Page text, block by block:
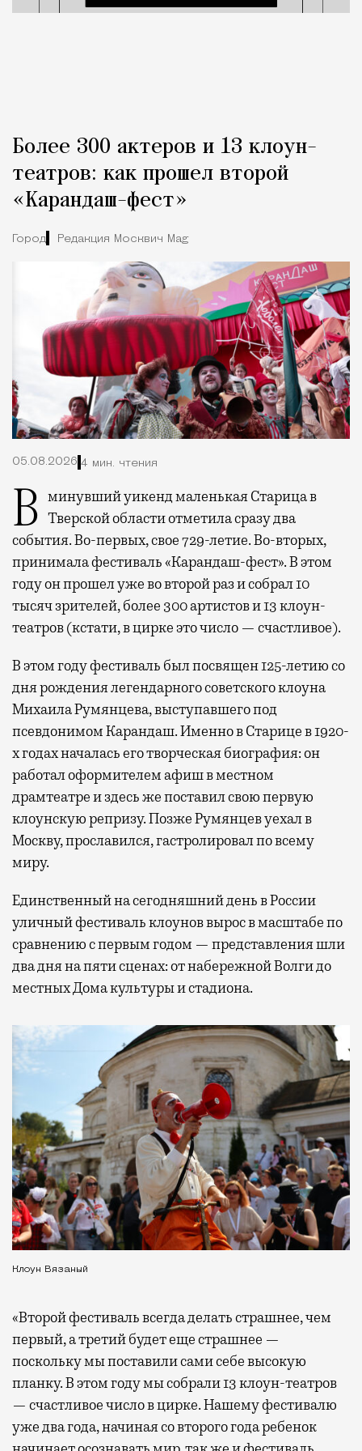
Более 300 актеров и 13 клоун-
театров: как прошел второй
«Карандаш-фест»
Город Редакция Москвич Mag
05.08.2026 4 мин. чтения
В минувший уикенд маленькая Старица в Тверской области отметила сразу два
события. Во-первых, свое 729-летие. Во-вторых,
принимала фестиваль «Карандаш-фест». В этом
году он прошел уже во второй раз и собрал 10
тысяч зрителей, более 300 артистов и 13 клоун-
театров (кстати, в цирке это число — счастливое).
В этом году фестиваль был посвящен 125-летию со
дня рождения легендарного советского клоуна
Михаила Румянцева, выступавшего под
псевдонимом Карандаш. Именно в Старице в 1920-
х годах началась его творческая биография: он
работал оформителем афиш в местном
драмтеатре и здесь же поставил свою первую
клоунскую репризу. Позже Румянцев уехал в
Москву, прославился, гастролировал по всему
миру.
Единственный на сегодняшний день в России
уличный фестиваль клоунов вырос в масштабе по
сравнению с первым годом — представления шли
два дня на пяти сценах: от набережной Волги до
местных Дома культуры и стадиона.
Клоун Вязаный
«Второй фестиваль всегда делать страшнее, чем
первый, а третий будет еще страшнее —
поскольку мы поставили сами себе высокую
планку. В этом году мы собрали 13 клоун-театров
— счастливое число в цирке. Нашему фестивалю
уже два года, начиная со второго года ребенок